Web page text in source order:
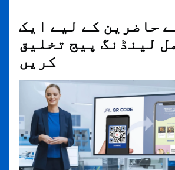
حاضرین کے لیے ایک
لینڈنگ پیج تخلیق
کریں